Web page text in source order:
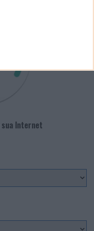
sua Internet